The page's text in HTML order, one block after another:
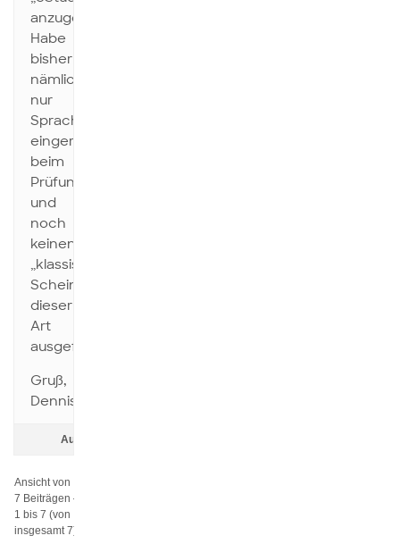
anzugeben?
Habe
bisher
nämlich
nur
Sprachnachweise
eingereicht
beim
Prüfungsamt,
und
noch
keinen
„klassischen“
Schein
dieser
Art
ausgefüllt…
Gruß,
Dennis
Autor
Ansicht von
7 Beiträgen –
1 bis 7 (von
insgesamt 7)